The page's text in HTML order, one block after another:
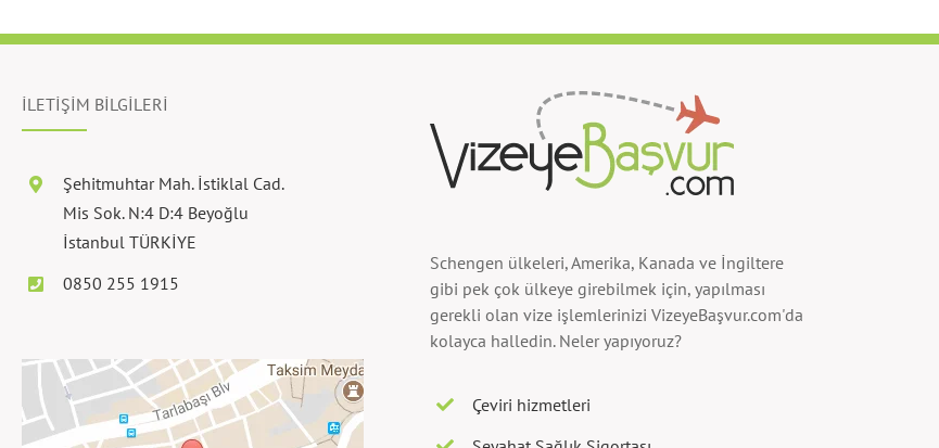
İLETİŞİM BİLGİLERİ
Şehitmuhtar Mah. İstiklal Cad.
Mis Sok. N:4 D:4 Beyoğlu
İstanbul TÜRKİYE
0850 255 1915
Schengen ülkeleri, Amerika, Kanada ve İngiltere
gibi pek çok ülkeye girebilmek için, yapılması
gerekli olan vize işlemlerinizi VizeyeBaşvur.com'da
kolayca halledin. Neler yapıyoruz?
Çeviri hizmetleri